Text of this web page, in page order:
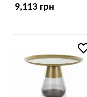
9,113 грн